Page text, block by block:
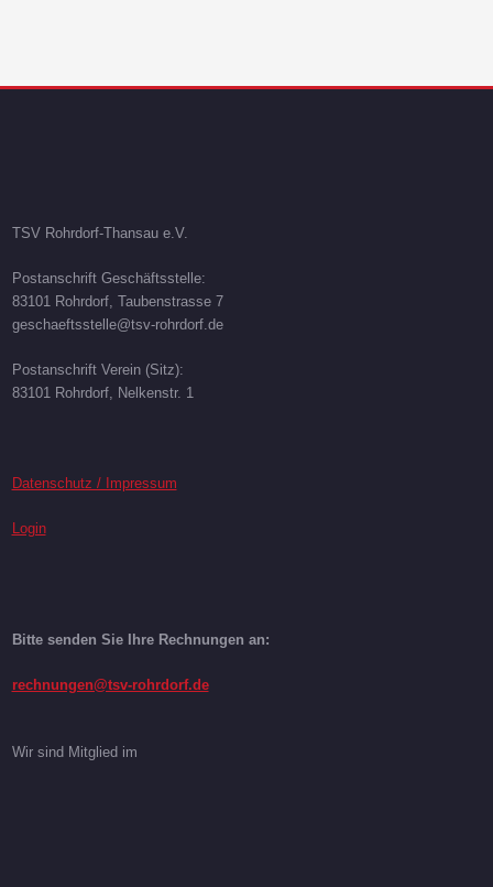
TSV Rohrdorf-Thansau e.V.
Postanschrift Geschäftsstelle:
83101 Rohrdorf, Taubenstrasse 7
geschaeftsstelle@tsv-rohrdorf.de
Postanschrift Verein (Sitz):
83101 Rohrdorf, Nelkenstr. 1
Datenschutz / Impressum
Login
Bitte senden Sie Ihre Rechnungen an:
rechnungen@tsv-rohrdorf.de
Wir sind Mitglied im